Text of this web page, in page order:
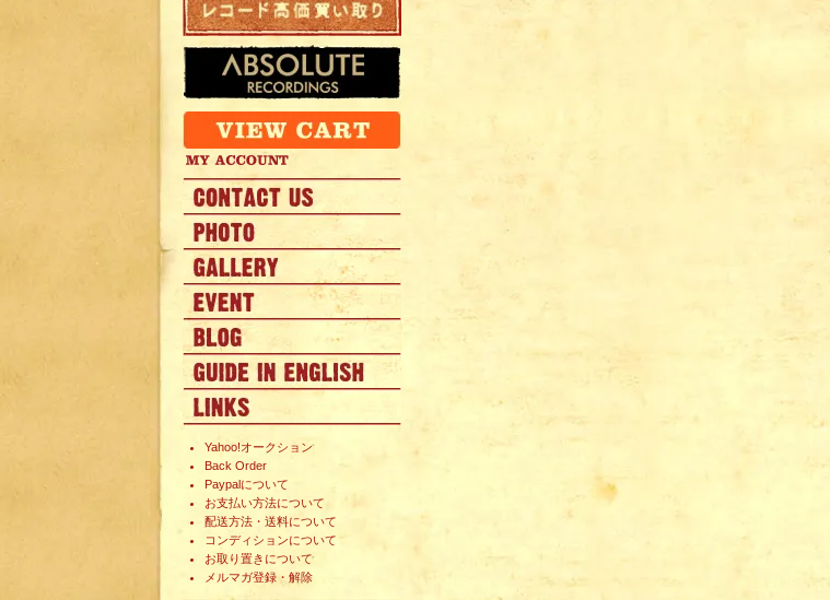
Yahoo!オークション
Back Order
Paypalについて
お支払い方法について
配送方法・送料について
コンディションについて
お取り置きについて
メルマガ登録・解除